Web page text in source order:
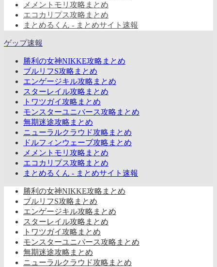
メメントモリ攻略まとめ
エコカリプス攻略まとめ
まとめるくん - まとめサイト速報
ゲップ速報
勝利の女神NIKKE攻略まとめ
ブルリフS攻略まとめ
エンゲージキル攻略まとめ
スターレイル攻略まとめ
トワツガイ攻略まとめ
モンスターユニバース攻略まとめ
無期迷途攻略まとめ
ニューラルクラウド攻略まとめ
ドルフィンウェーブ攻略まとめ
メメントモリ攻略まとめ
エコカリプス攻略まとめ
まとめるくん - まとめサイト速報
勝利の女神NIKKE攻略まとめ
ブルリフS攻略まとめ
エンゲージキル攻略まとめ
スターレイル攻略まとめ
トワツガイ攻略まとめ
モンスターユニバース攻略まとめ
無期迷途攻略まとめ
ニューラルクラウド攻略まとめ